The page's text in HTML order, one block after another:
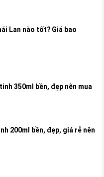
Lan nào tốt? Giá bao
350ml bền, đẹp nên mua
200ml bền, đẹp, giá rẻ nên